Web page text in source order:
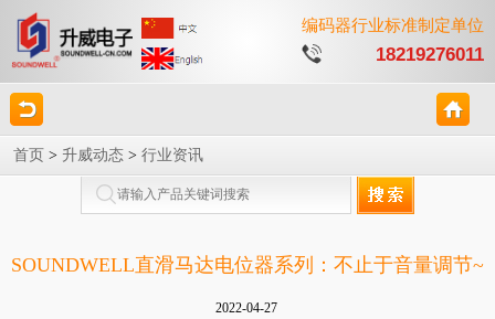
编码器行业标准制定单位
18219276011
首页 > 升威动态 > 行业资讯
SOUNDWELL直滑马达电位器系列：不止于音量调节~
2022-04-27